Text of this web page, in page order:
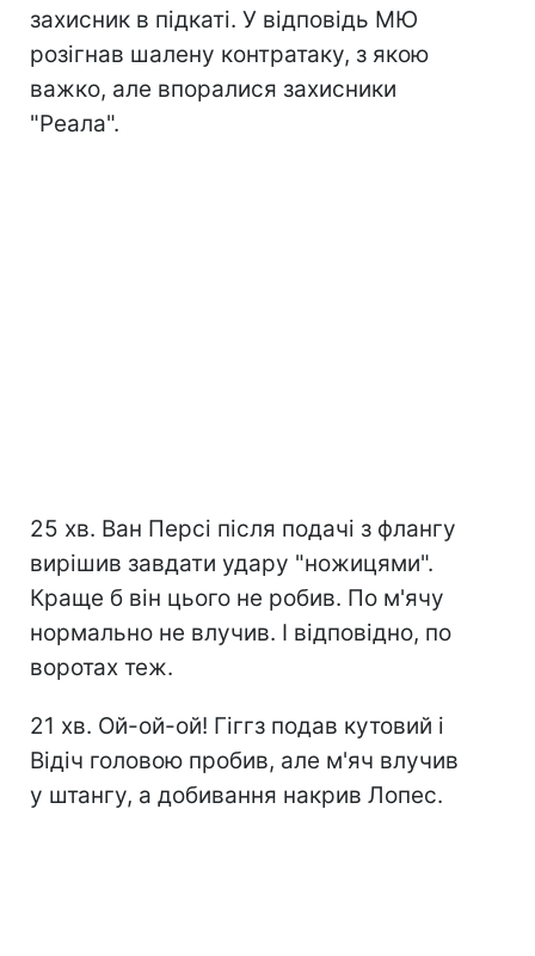
захисник в підкаті. У відповідь МЮ
розігнав шалену контратаку, з якою
важко, але впоралися захисники
"Реала".
25 хв. Ван Персі після подачі з флангу
вирішив завдати удару "ножицями".
Краще б він цього не робив. По м'ячу
нормально не влучив. І відповідно, по
воротах теж.
21 хв. Ой-ой-ой! Гіггз подав кутовий і
Відіч головою пробив, але м'яч влучив
у штангу, а добивання накрив Лопес.